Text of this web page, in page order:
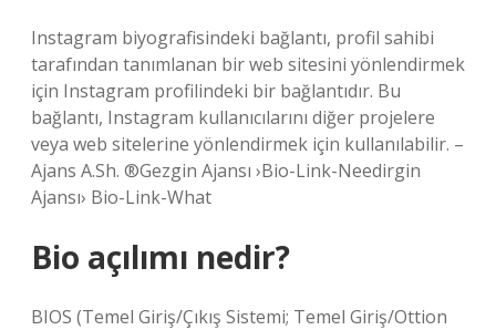
Instagram biyografisindeki bağlantı, profil sahibi
tarafından tanımlanan bir web sitesini yönlendirmek
için Instagram profilindeki bir bağlantıdır. Bu
bağlantı, Instagram kullanıcılarını diğer projelere
veya web sitelerine yönlendirmek için kullanılabilir. –
Ajans A.Sh. ®Gezgin Ajansı ›Bio-Link-Needirgin
Ajansı› Bio-Link-What
Bio açılımı nedir?
BIOS (Temel Giriş/Çıkış Sistemi; Temel Giriş/Ottion